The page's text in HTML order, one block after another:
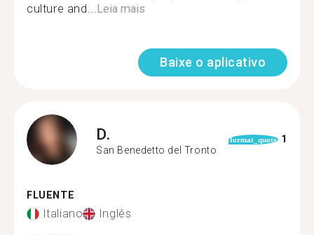
culture and... Leia mais
Baixe o aplicativo
D.
San Benedetto del Tronto
format_quote 1
FLUENTE
Italiano Inglês